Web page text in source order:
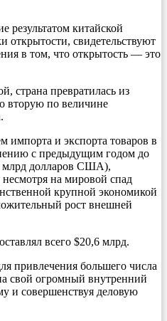
китайской
открытости, свидетельствуют
в том, что открытость — это
страна превратилась из
вторую по величине
импорта и экспорта товаров в
с предыдущим годом до
млрд долларов США),
несмотря на мировой спад
крупной экономикой
рост внешней
всего $20,6 млрд.
привлечения большего числа
свой огромный внутренний
и совершенствуя деловую